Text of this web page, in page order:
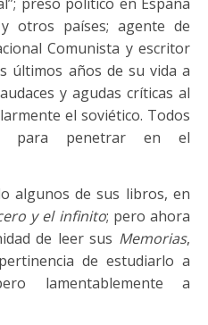
otros países; agente de
Comunista y escritor
últimos años de su vida a
y agudas críticas al
el soviético. Todos
para penetrar en el
algunos de sus libros, en
y el infinito; pero ahora
de leer sus Memorias,
de estudiarlo a
lamentablemente a